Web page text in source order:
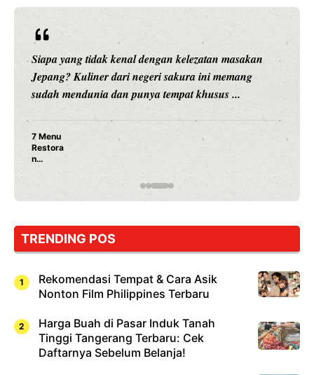
Siapa yang tidak kenal dengan kelezatan masakan
Jepang? Kuliner dari negeri sakura ini memang
sudah mendunia dan punya tempat khusus ...
7 Menu
Restora
n
Jepang
yang
Dicoba,
Cuma
Sushi!
TRENDING POS
Rekomendasi Tempat & Cara Asik
Nonton Film Philippines Terbaru
Harga Buah di Pasar Induk Tanah
Tinggi Tangerang Terbaru: Cek
Daftarnya Sebelum Belanja!